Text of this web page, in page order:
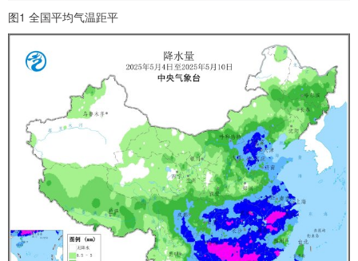
图1 全国平均气温距平